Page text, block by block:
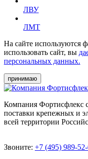
ЛВУ
ЛМТ
На сайте используются
использовать сайт, вы
персональных данных.
принимаю
Компания Фортисфлекс
поставки крепежных и
всей территории
Звоните: +7 (495) 989-